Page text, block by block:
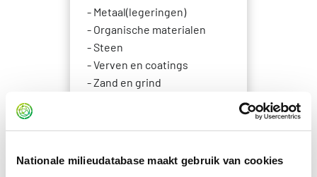
Nationale milieudatabase maakt gebruik van cookies
Metaal(legeringen)
Organische materialen
Steen
Verven en coatings
Zand en grind
Cradle to gate products